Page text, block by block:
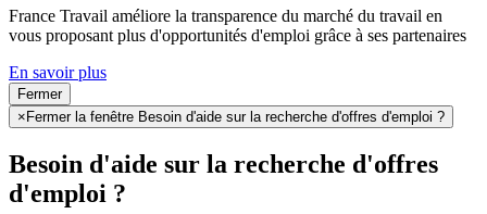
France Travail améliore la transparence du marché du travail en
vous proposant plus d'opportunités d'emploi grâce à ses partenaires
En savoir plus
Fermer
× Fermer la fenêtre Besoin d'aide sur la recherche d'offres d'emploi ?
Besoin d'aide sur la recherche d'offres
d'emploi ?